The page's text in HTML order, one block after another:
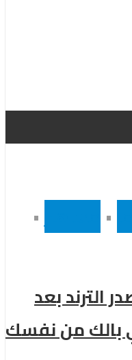
•
•
الترند بعد
بالك من نفسك